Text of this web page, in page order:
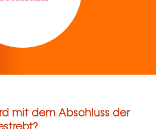
mit dem Abschluss der